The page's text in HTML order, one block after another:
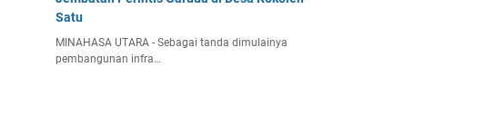
Satu
MINAHASA UTARA - Sebagai tanda dimulainya
pembangunan infra…